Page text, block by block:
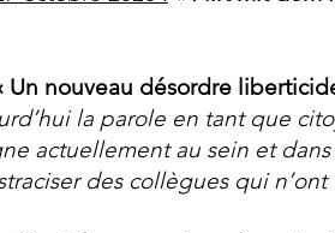
Un nouveau désordre
la parole en tant que
actuellement au sein et
des collègues qui